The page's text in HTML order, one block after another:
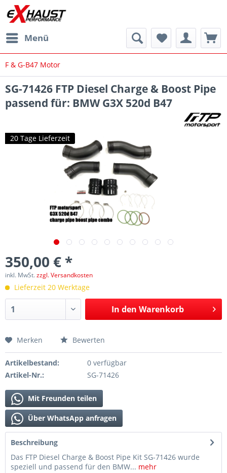
Menü
F & G-B47 Motor
SG-71426 FTP Diesel Charge & Boost Pipe
passend für: BMW G3X 520d B47
20 Tage Lieferzeit
350,00 € *
inkl. MwSt.zzgl. Versandkosten
Lieferzeit 20 Werktage
In den Warenkorb
Merken Bewerten
Artikelbestand:
0 verfügbar
Artikel-Nr.:
SG-71426
Mit Freunden teilen
Über WhatsApp anfragen
Beschreibung
Das FTP Diesel Charge & Boost Pipe Kit SG-71426 wurde
speziell und passend für den BMW... mehr